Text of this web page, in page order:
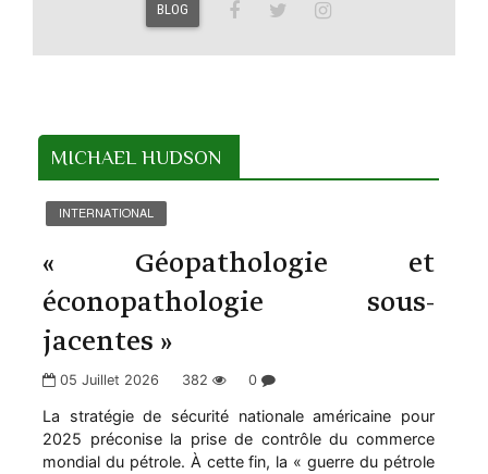
BLOG
MICHAEL HUDSON
INTERNATIONAL
« Géopathologie et
éconopathologie sous-
jacentes »
05 Juillet 2026 382 0
La stratégie de sécurité nationale américaine pour
2025 préconise la prise de contrôle du commerce
mondial du pétrole. À cette fin, la « guerre du pétrole